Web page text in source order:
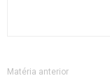
Matéria anterior